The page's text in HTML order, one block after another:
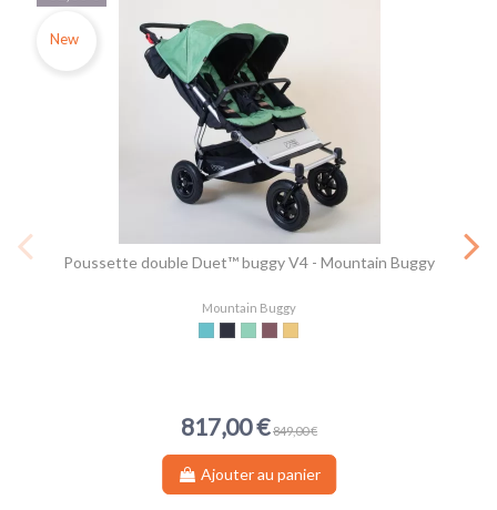
New
Poussette double Duet™ buggy V4 - Mountain Buggy
Mountain Buggy
817,00 € 849,00 €
Ocean
CaviarMatcha
Mustang
Solare
Ajouter au panier